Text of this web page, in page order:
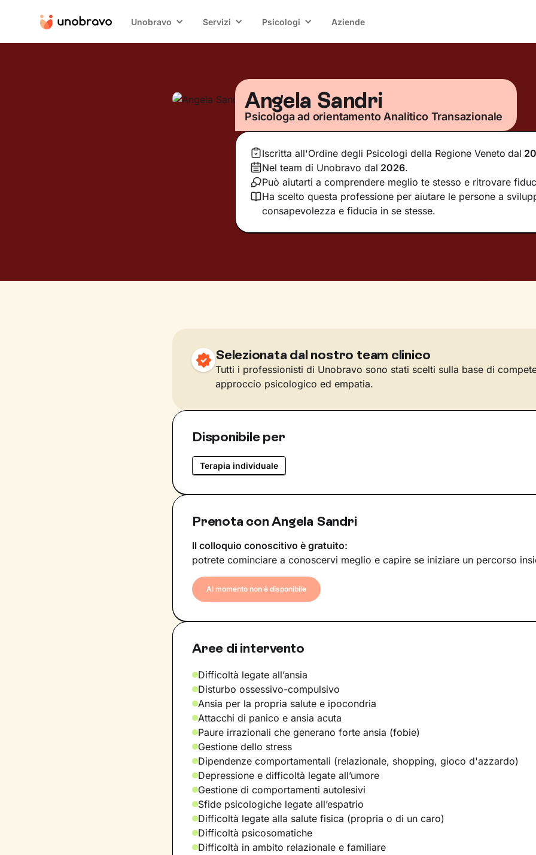
Unobravo Servizi Psicologi Aziende
Angela Sandri
Psicologa ad orientamento Analitico Transazionale
Iscritta all'Ordine degli Psicologi della Regione Veneto dal
Nel team di Unobravo dal 2026.
Può aiutarti a comprendere meglio te stesso e ritrovare
Ha scelto questa professione per aiutare le persone a
consapevolezza e fiducia in se stesse.
Selezionata dal nostro team clinico
Tutti i professionisti di Unobravo sono stati scelti sulla base di
approccio psicologico ed empatia.
Disponibile per
Terapia individuale
Prenota con Angela Sandri
Il colloquio conoscitivo è gratuito:
potrete cominciare a conoscervi meglio e capire se iniziare un percorso
Al momento non è disponibile
Aree di intervento
Difficoltà legate all’ansia
Disturbo ossessivo-compulsivo
Ansia per la propria salute e ipocondria
Attacchi di panico e ansia acuta
Paure irrazionali che generano forte ansia (fobie)
Gestione dello stress
Dipendenze comportamentali (relazionale, shopping, gioco d'azzardo)
Depressione e difficoltà legate all’umore
Gestione di comportamenti autolesivi
Sfide psicologiche legate all’espatrio
Difficoltà legate alla salute fisica (propria o di un caro)
Difficoltà psicosomatiche
Difficoltà in ambito relazionale e familiare